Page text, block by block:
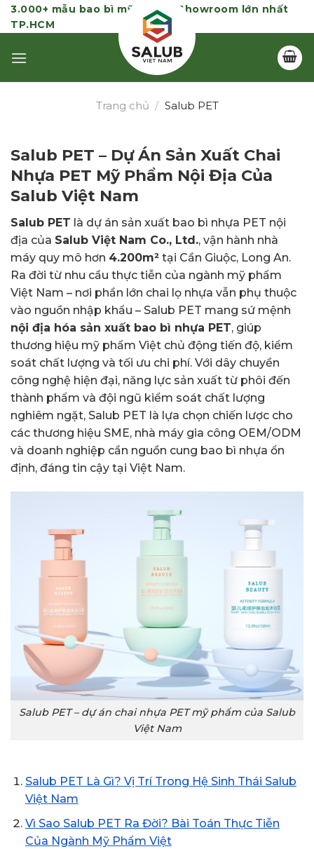
Skip
to
3.000+ mẫu bao bì mỹ phẩm | Showroom lớn nhất
TP.HCM
Trang chủ / Salub PET
Salub PET – Dự Án Sản Xuất Chai
Nhựa PET Mỹ Phẩm Nội Địa Của
Salub Việt Nam
Salub PET là dự án sản xuất bao bì nhựa PET nội
địa của Salub Việt Nam Co., Ltd., vận hành nhà
máy quy mô hơn 4.200m² tại Cần Giuộc, Long An.
Ra đời từ nhu cầu thực tiễn của ngành mỹ phẩm
Việt Nam – nơi phần lớn chai lọ nhựa vẫn phụ thuộc
vào nguồn nhập khẩu – Salub PET mang sứ mệnh
nội địa hóa sản xuất bao bì nhựa PET, giúp
thương hiệu mỹ phẩm Việt chủ động tiến độ, kiểm
soát chất lượng và tối ưu chi phí. Với dây chuyền
công nghệ hiện đại, năng lực sản xuất từ phôi đến
thành phẩm và đội ngũ kiểm soát chất lượng
nghiêm ngặt, Salub PET là lựa chọn chiến lược cho
các thương hiệu SME, nhà máy gia công OEM/ODM
và doanh nghiệp cần nguồn cung bao bì nhựa ổn
định, đáng tin cậy tại Việt Nam.
Salub PET – dự án chai nhựa PET mỹ phẩm của Salub
Việt Nam
Salub PET Là Gì? Vị Trí Trong Hệ Sinh Thái Salub
Việt Nam
Vì Sao Salub PET Ra Đời? Bài Toán Thực Tiễn
Của Ngành Mỹ Phẩm Việt